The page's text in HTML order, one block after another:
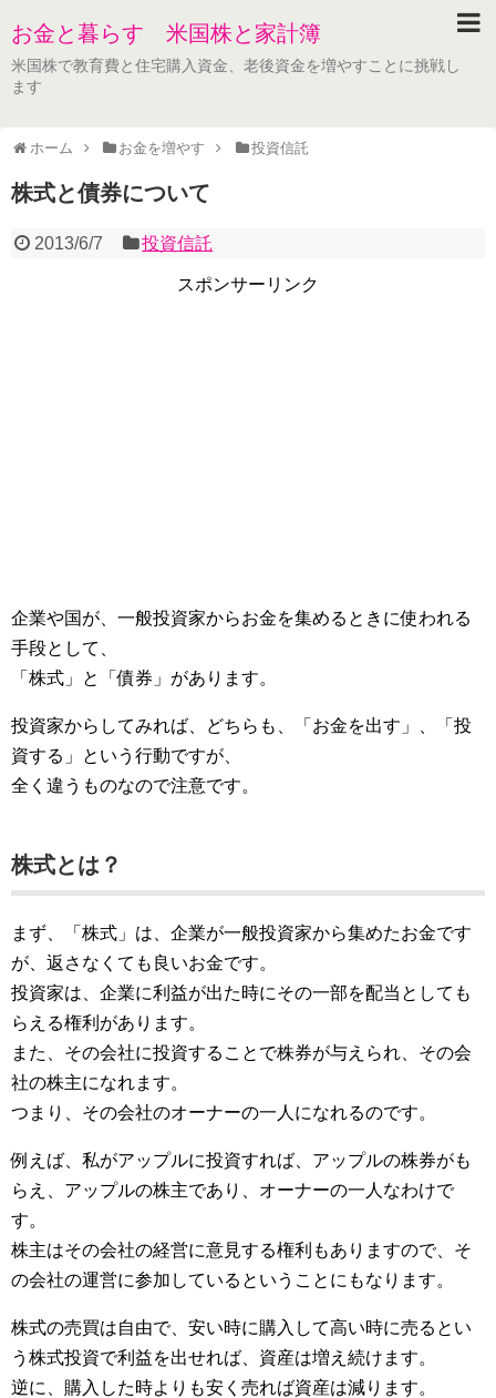
お金と暮らす 米国株と家計簿
米国株で教育費と住宅購入資金、老後資金を増やすことに挑戦し
ます
ホーム お金を増やす 投資信託
株式と債券について
2013/6/7 投資信託
スポンサーリンク
企業や国が、一般投資家からお金を集めるときに使われる
手段として、
「株式」と「債券」があります。
投資家からしてみれば、どちらも、「お金を出す」、「投
資する」という行動ですが、
全く違うものなので注意です。
株式とは？
まず、「株式」は、企業が一般投資家から集めたお金です
が、返さなくても良いお金です。
投資家は、企業に利益が出た時にその一部を配当としても
らえる権利があります。
また、その会社に投資することで株券が与えられ、その会
社の株主になれます。
つまり、その会社のオーナーの一人になれるのです。
例えば、私がアップルに投資すれば、アップルの株券がも
らえ、アップルの株主であり、オーナーの一人なわけで
す。
株主はその会社の経営に意見する権利もありますので、そ
の会社の運営に参加しているということにもなります。
株式の売買は自由で、安い時に購入して高い時に売るとい
う株式投資で利益を出せれば、資産は増え続けます。
逆に、購入した時よりも安く売れば資産は減ります。